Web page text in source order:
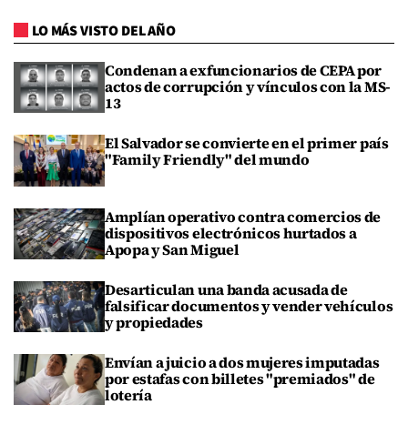
LO MÁS VISTO DEL AÑO
Condenan a exfuncionarios de CEPA por
actos de corrupción y vínculos con la MS-
13
El Salvador se convierte en el primer país
"Family Friendly" del mundo
Amplían operativo contra comercios de
dispositivos electrónicos hurtados a
Apopa y San Miguel
Desarticulan una banda acusada de
falsificar documentos y vender vehículos
y propiedades
Envían a juicio a dos mujeres imputadas
por estafas con billetes "premiados" de
lotería